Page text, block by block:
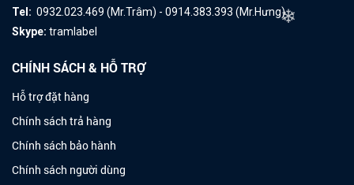
Tel: 0932.023.469 (Mr.Trâm) - 0914.383.393 (Mr.Hưng)
Skype: tramlabel
CHÍNH SÁCH & HỖ TRỢ
Hỗ trợ đặt hàng
Chính sách trả hàng
Chính sách bảo hành
Chính sách người dùng
❄